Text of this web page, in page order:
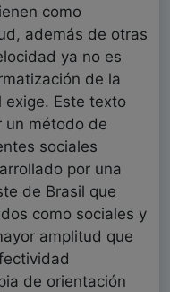
como
además de otras
ya no es
de la
exige. Este texto
un método de
sociales
por una
de Brasil que
como sociales y
amplitud que
de orientación